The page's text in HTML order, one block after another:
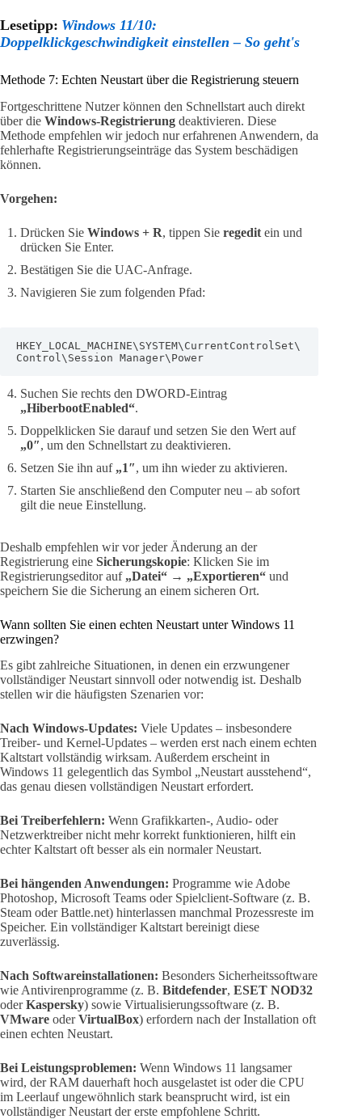
Lesetipp: Windows 11/10:
Doppelklickgeschwindigkeit einstellen – So geht's
Methode 7: Echten Neustart über die Registrierung steuern
Fortgeschrittene Nutzer können den Schnellstart auch direkt
über die Windows-Registrierung deaktivieren. Diese
Methode empfehlen wir jedoch nur erfahrenen Anwendern, da
fehlerhafte Registrierungseinträge das System beschädigen
können.
Vorgehen:
Drücken Sie Windows + R, tippen Sie regedit ein und
drücken Sie Enter.
Bestätigen Sie die UAC-Anfrage.
Navigieren Sie zum folgenden Pfad:
HKEY_LOCAL_MACHINE\SYSTEM\CurrentControlSet\
Control\Session Manager\Power
Suchen Sie rechts den DWORD-Eintrag
„HiberbootEnabled“.
Doppelklicken Sie darauf und setzen Sie den Wert auf
„0″, um den Schnellstart zu deaktivieren.
Setzen Sie ihn auf „1″, um ihn wieder zu aktivieren.
Starten Sie anschließend den Computer neu – ab sofort
gilt die neue Einstellung.
Deshalb empfehlen wir vor jeder Änderung an der
Registrierung eine Sicherungskopie: Klicken Sie im
Registrierungseditor auf „Datei“ → „Exportieren“ und
speichern Sie die Sicherung an einem sicheren Ort.
Wann sollten Sie einen echten Neustart unter Windows 11
erzwingen?
Es gibt zahlreiche Situationen, in denen ein erzwungener
vollständiger Neustart sinnvoll oder notwendig ist. Deshalb
stellen wir die häufigsten Szenarien vor:
Nach Windows-Updates: Viele Updates – insbesondere
Treiber- und Kernel-Updates – werden erst nach einem echten
Kaltstart vollständig wirksam. Außerdem erscheint in
Windows 11 gelegentlich das Symbol „Neustart ausstehend“,
das genau diesen vollständigen Neustart erfordert.
Bei Treiberfehlern: Wenn Grafikkarten-, Audio- oder
Netzwerktreiber nicht mehr korrekt funktionieren, hilft ein
echter Kaltstart oft besser als ein normaler Neustart.
Bei hängenden Anwendungen: Programme wie Adobe
Photoshop, Microsoft Teams oder Spielclient-Software (z. B.
Steam oder Battle.net) hinterlassen manchmal Prozessreste im
Speicher. Ein vollständiger Kaltstart bereinigt diese
zuverlässig.
Nach Softwareinstallationen: Besonders Sicherheitssoftware
wie Antivirenprogramme (z. B. Bitdefender, ESET NOD32
oderKaspersky) sowie Virtualisierungssoftware (z. B.
VMware oderVirtualBox) erfordern nach der Installation oft
einen echten Neustart.
Bei Leistungsproblemen: Wenn Windows 11 langsamer
wird, der RAM dauerhaft hoch ausgelastet ist oder die CPU
im Leerlauf ungewöhnlich stark beansprucht wird, ist ein
vollständiger Neustart der erste empfohlene Schritt.